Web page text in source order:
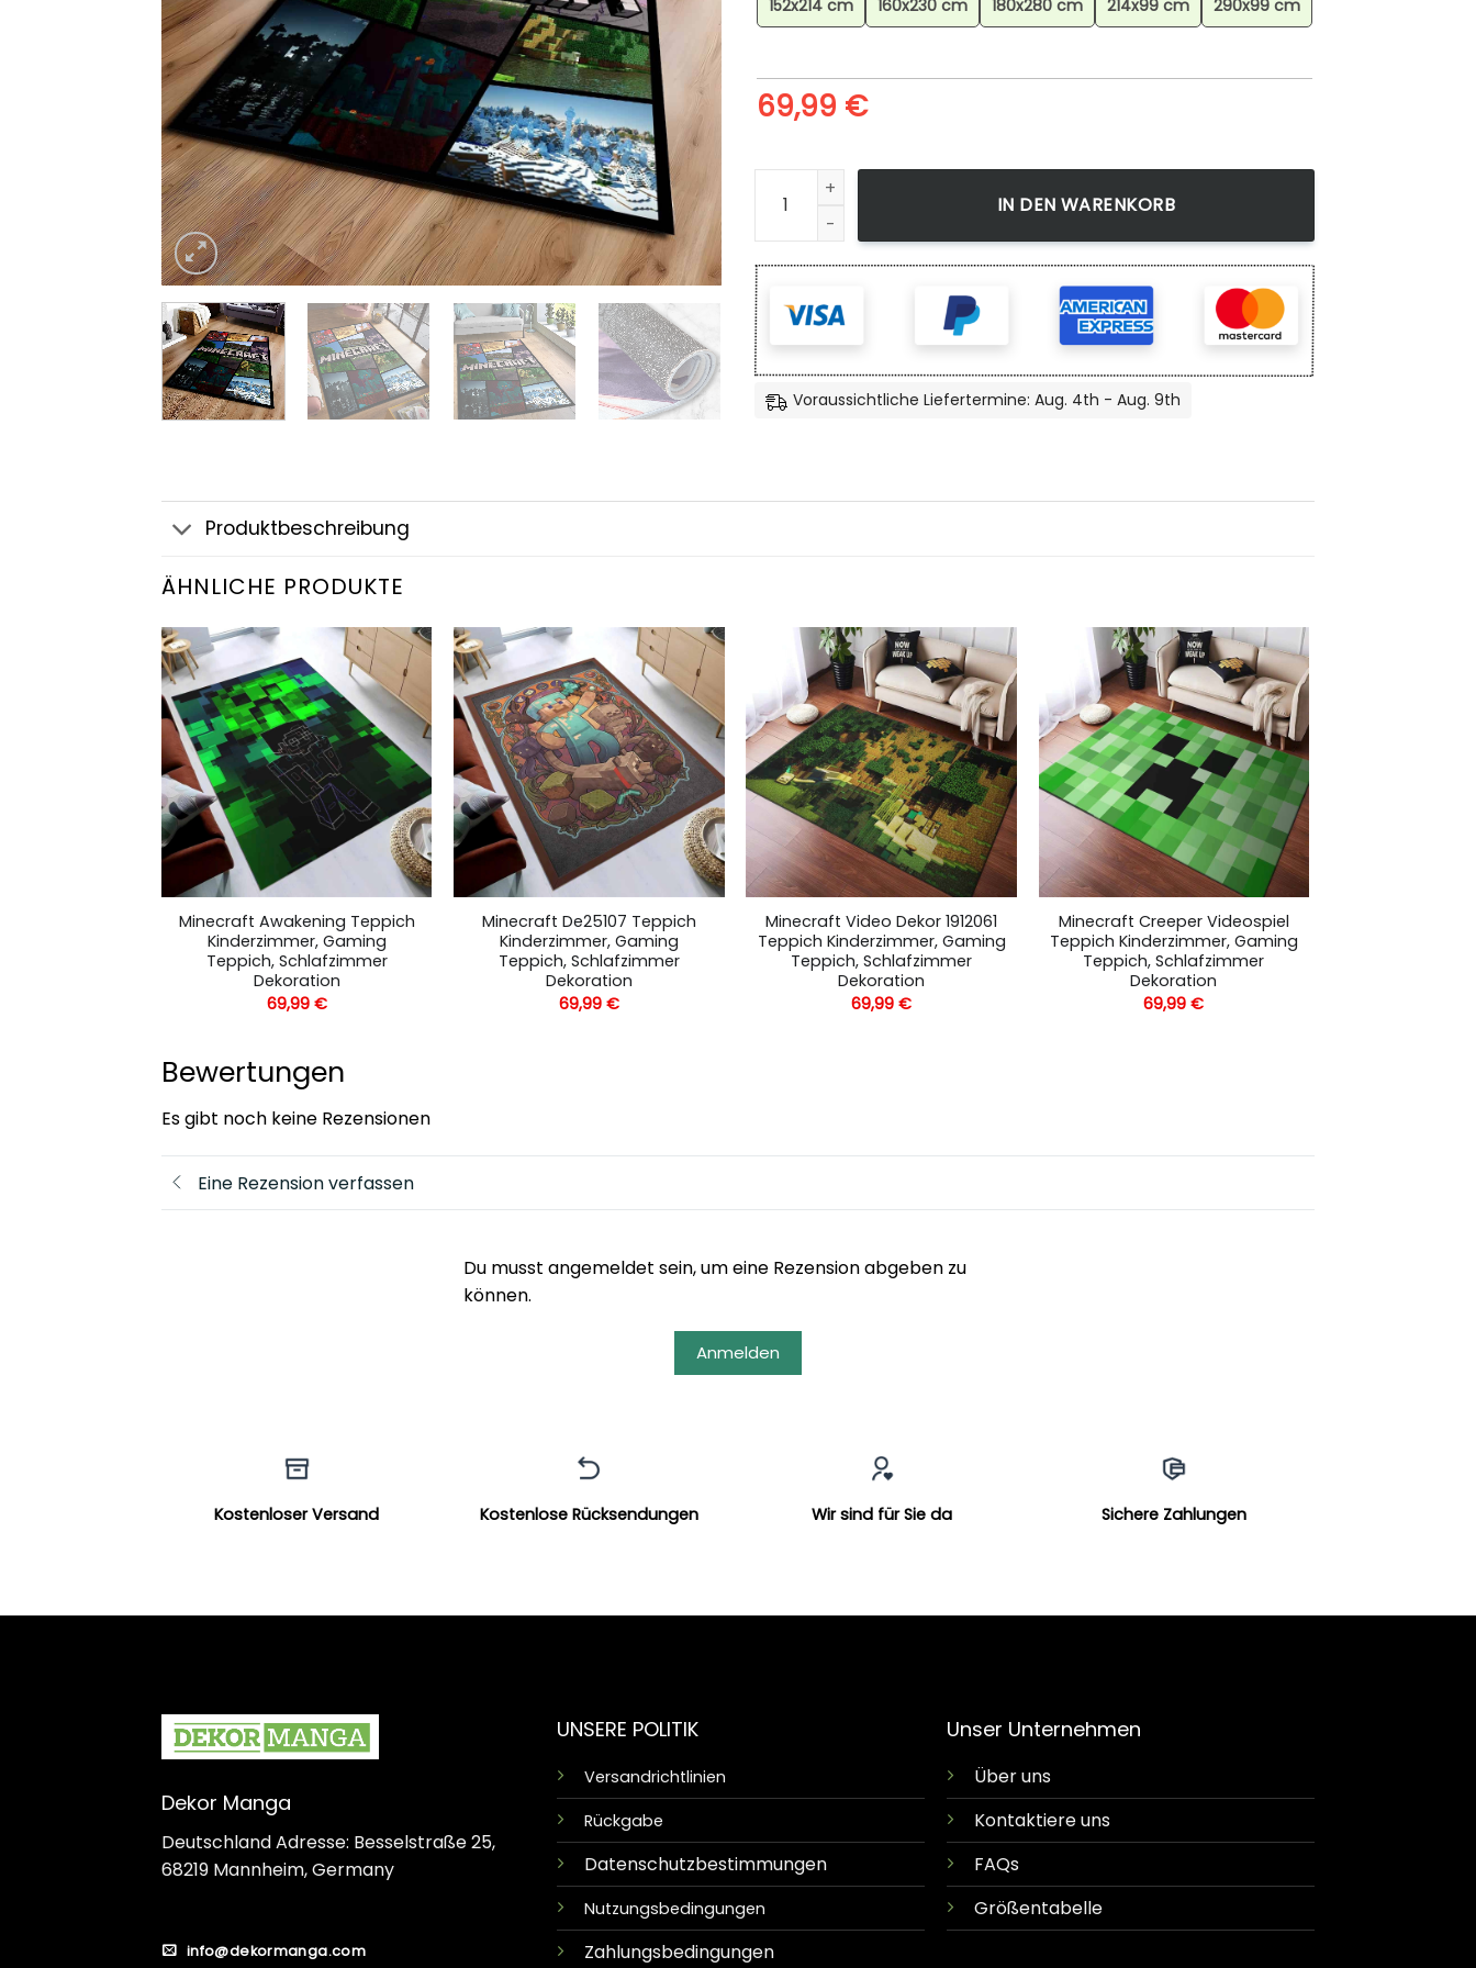
152x214 cm 160x230 cm 180x280 cm 214x99 cm 290x99 cm
69,99 €
Minecraft Biom Ebenen Tundra Nether Teppich, Gaming Teppich schadstoffgeprüft für
IN DEN WARENKORB
Voraussichtliche Liefertermine: Aug. 4th - Aug. 9th
Produktbeschreibung
ÄHNLICHE PRODUKTE
Minecraft Awakening Teppich
Kinderzimmer, Gaming
Teppich, Schlafzimmer
Dekoration
69,99 €
Minecraft De25107 Teppich
Kinderzimmer, Gaming
Teppich, Schlafzimmer
Dekoration
69,99 €
Minecraft Video Dekor 1912061
Teppich Kinderzimmer, Gaming
Teppich, Schlafzimmer
Dekoration
69,99€
Minecraft Creeper Videospiel
Teppich Kinderzimmer, Gaming
Teppich, Schlafzimmer
Dekoration
69,99€
Bewertungen
Es gibt noch keine Rezensionen
Eine Rezension verfassen
Du musst angemeldet sein, um eine Rezension abgeben zu
können.
Anmelden
Kostenloser Versand Kostenlose Rücksendungen Wir sind für Sie da Sichere Zahlungen
Dekor Manga
Deutschland Adresse: Besselstraße 25,
68219 Mannheim, Germany
info@dekormanga.com
UNSERE POLITIK
Versandrichtlinien
Rückgabe
Datenschutzbestimmungen
Nutzungsbedingungen
Zahlungsbedingungen
Unser Unternehmen
Über uns
Kontaktiere uns
FAQs
Größentabelle